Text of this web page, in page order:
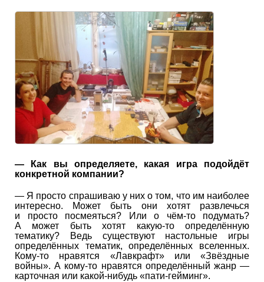
— Как вы определяете, какая игра подойдёт
конкретной компании?
— Я просто спрашиваю у них о том, что им наиболее
интересно. Может быть они хотят развлечься
и просто посмеяться? Или о чём-то подумать?
А может быть хотят какую-то определённую
тематику? Ведь существуют настольные игры
определённых тематик, определённых вселенных.
Кому-то нравятся «Лавкрафт» или «Звёздные
войны». А кому-то нравятся определённый жанр —
карточная или какой-нибудь «пати-гейминг».